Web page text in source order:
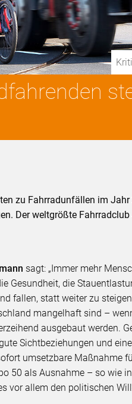
zu Fahrradunfällen im
Der weltgrößte
sagt: „Immer mehr
Gesundheit, die
fallen, statt weiter zu
mangelhaft sind –
ausgebaut werden.
Sichtbeziehungen und
umsetzbare Maßnahme
50 als Ausnahme – so wie
vor allem den politischen